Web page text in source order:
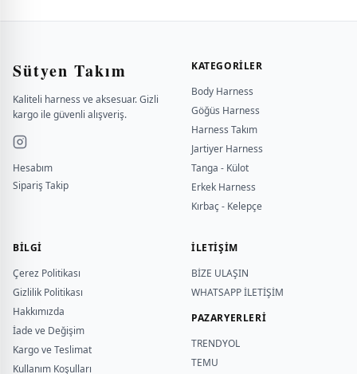
Sütyen Takım
Kaliteli harness ve aksesuar. Gizli
kargo ile güvenli alışveriş.
Hesabım
Sipariş Takip
KATEGORILER
Body Harness
Göğüs Harness
Harness Takım
Jartiyer Harness
Tanga - Külot
Erkek Harness
Kırbaç - Kelepçe
BILGI
Çerez Politikası
Gizlilik Politikası
Hakkımızda
İade ve Değişim
Kargo ve Teslimat
Kullanım Koşulları
İLETİŞİM
BİZE ULAŞIN
WHATSAPP İLETİŞİM
PAZARYERLERİ
TRENDYOL
TEMU